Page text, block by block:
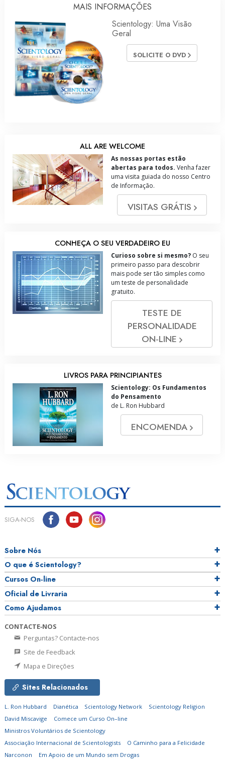
MAIS INFORMAÇÕES
Scientology: Uma Visão
Geral
SOLICITE O DVD
ALL ARE WELCOME
As nossas portas estão
abertas para todos. Venha fazer
uma visita guiada do nosso Centro
de Informação.
VISITAS GRÁTIS
CONHEÇA O SEU VERDADEIRO EU
Curioso sobre si mesmo? O seu
primeiro passo para descobrir
mais pode ser tão simples como
um teste de personalidade
gratuito.
TESTE DE
PERSONALIDADE
ON‑LINE
LIVROS PARA PRINCIPIANTES
Scientology: Os Fundamentos
do Pensamento
de L. Ron Hubbard
ENCOMENDA
SIGA‑NOS
Sobre Nós
O que é Scientology?
Cursos On‑line
Oficial de Livraria
Como Ajudamos
CONTACTE‑NOS
Perguntas? Contacte‑nos
Site de Feedback
Mapa e Direções
Sites Relacionados
L. Ron Hubbard Dianética Scientology Network
Scientology Religion
David Miscavige
Comece um Curso On–line
Ministros Voluntários de Scientology
Associação Internacional de Scientologists
O Caminho para a Felicidade
Narconon
Em Apoio de um Mundo sem Drogas